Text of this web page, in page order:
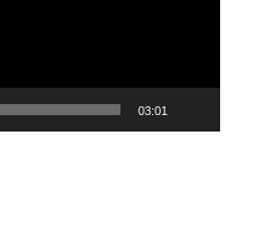
03:01